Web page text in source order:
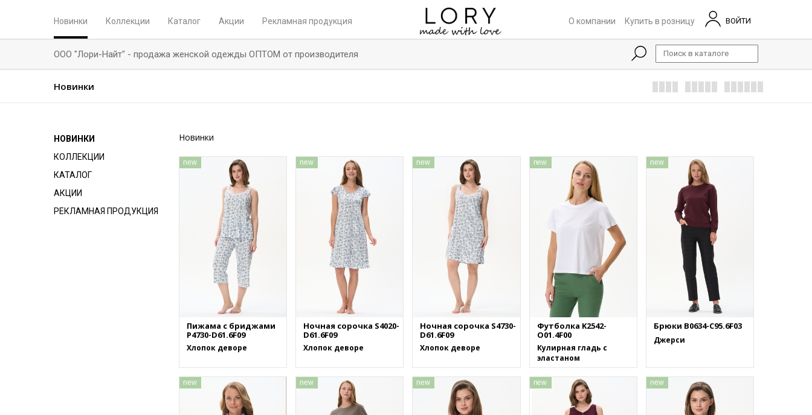
Новинки Коллекции Каталог Акции Рекламная продукция О компании Купить в розницу ВОЙТИ
ООО "Лори-Найт" - продажа женской одежды ОПТОМ от производителя
Новинки
НОВИНКИ
КОЛЛЕКЦИИ
КАТАЛОГ
АКЦИИ
РЕКЛАМНАЯ ПРОДУКЦИЯ
Новинки
new
Пижама с бриджами
P4730-D61.6F09
Хлопок деворе
new
Ночная сорочка S4020-
D61.6F09
Хлопок деворе
new
Ночная сорочка S4730-
D61.6F09
Хлопок деворе
new
Футболка K2542-
O01.4F00
Кулирная гладь с
эластаном
new
Брюки B0634-C95.6F03
Джерси
new new new new new